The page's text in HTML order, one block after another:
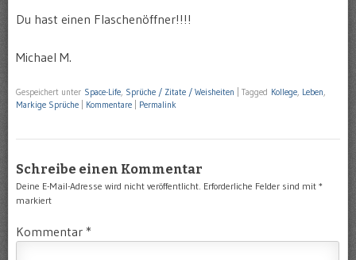
Du hast einen Flaschenöffner!!!!
Michael M.
Gespeichert unter Space-Life, Sprüche / Zitate / Weisheiten Tagged Kollege, Leben,
Markige Sprüche
Kommentare Permalink
Schreibe einen Kommentar
Deine E-Mail-Adresse wird nicht veröffentlicht. Erforderliche Felder sind mit *
markiert
Kommentar *